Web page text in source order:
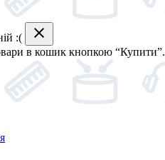
:(
в кошик кнопкою “Купити”.